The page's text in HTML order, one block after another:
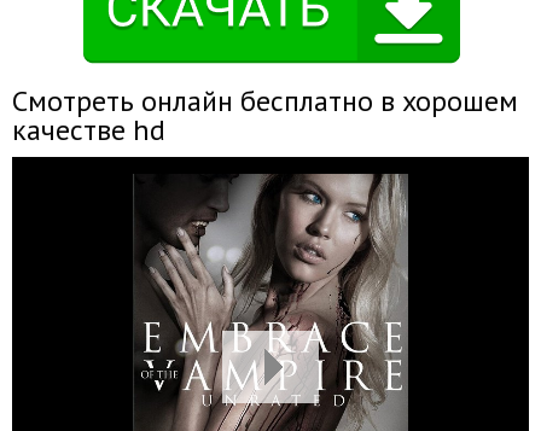
Смотреть онлайн бесплатно в хорошем
качестве hd